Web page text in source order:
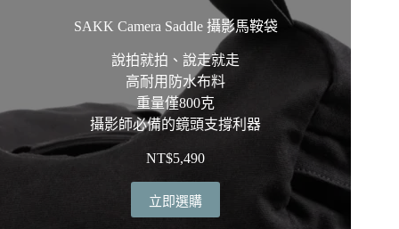
SAKK Camera Saddle 攝影馬鞍袋
說拍就拍、說走就走
高耐用防水布料
重量僅800克
攝影師必備的鏡頭支撐利器
NT$5,490
立即選購